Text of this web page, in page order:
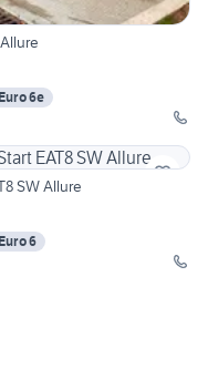
Euro 6e
SW Allure
Euro 6